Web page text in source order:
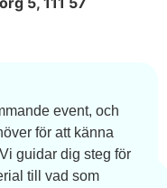
event, och
för att känna
guidar dig steg för
till vad som